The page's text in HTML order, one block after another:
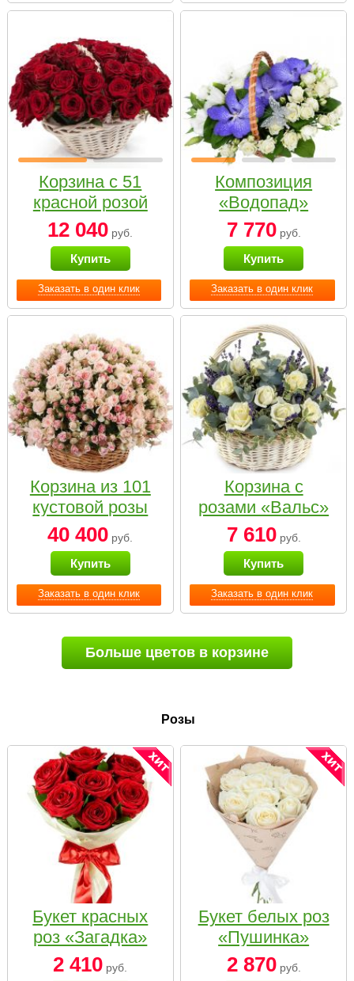
Заказать в один клик
Корзина с 51
красной розой
12 040 руб.
Купить
Заказать в один клик
Композиция
«Водопад»
7 770руб.
Купить
Заказать в один клик
Корзина из 101
кустовой розы
нежных тонов
40 400 руб.
Купить
Заказать в один клик
Корзина с
розами «Вальс»
7 610руб.
Купить
Больше цветов в корзине
Розы
Букет красных
роз «Загадка»
2 410 руб.
Букет белых роз
«Пушинка»
2 870руб.